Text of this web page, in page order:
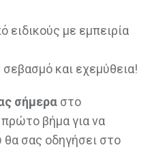
ειδικούς με εμπειρία
και εχεμύθεια!
σήμεραστο
βήμα για να
σας οδηγήσει στο